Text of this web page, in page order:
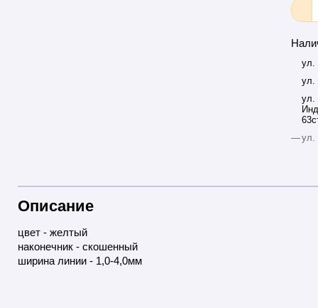
ул.
ул.
ул.
—ул.
Описание
цвет - желтый
наконечник - скошенный
ширина линии - 1,0-4,0мм